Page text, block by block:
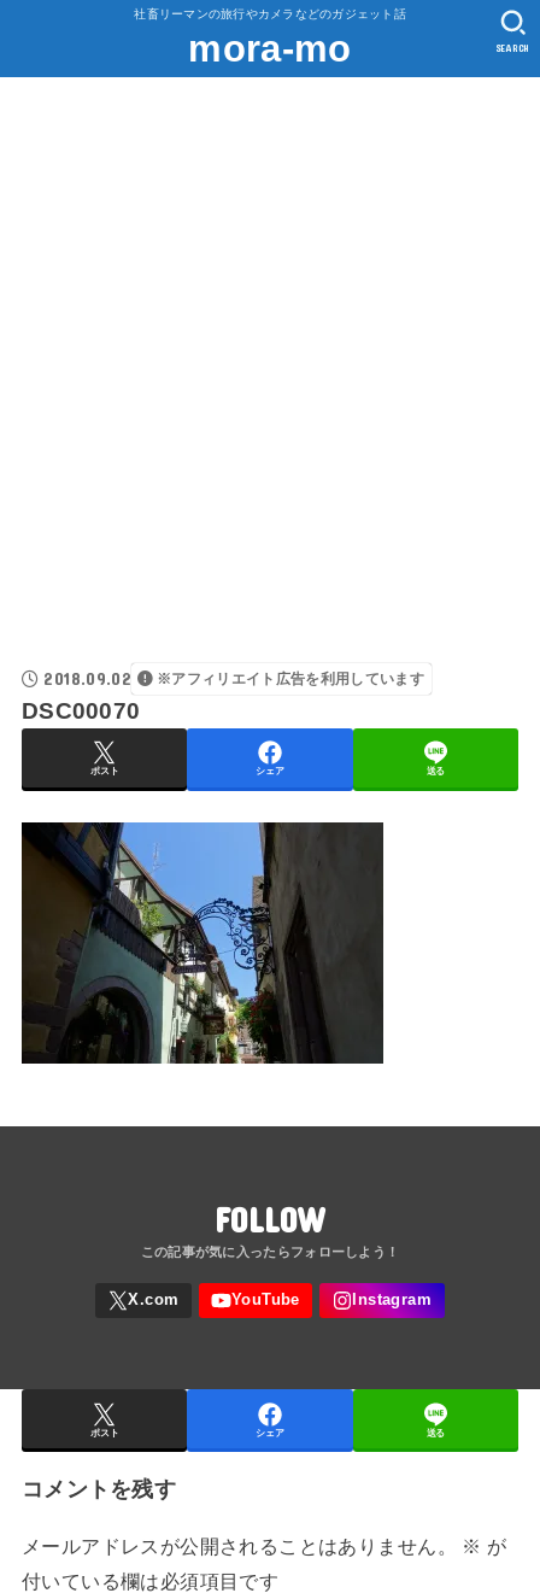
社畜リーマンの旅行やカメラなどのガジェット話
mora-mo SEARCH
2018.09.02 ※アフィリエイト広告を利用しています
DSC00070
ポスト シェア 送る
FOLLOW
ポスト シェア 送る
コメントを残す
メールアドレスが公開されることはありません。 ※ が
付いている欄は必須項目です